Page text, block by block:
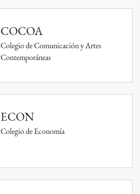
COCOA
Colegio de Comunicación y Artes
Contemporáneas
ECON
Colegio de Economía